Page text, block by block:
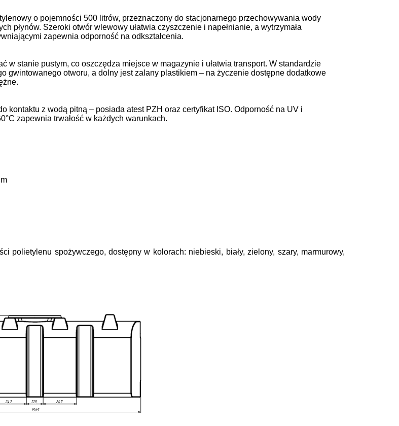
o pojemności 500 litrów, przeznaczony do stacjonarnego przechowywania wody
płynów. Szeroki otwór wlewowy ułatwia czyszczenie i napełnianie, a wytrzymała
zapewnia odporność na odkształcenia.
w stanie pustym, co oszczędza miejsce w magazynie i ułatwia transport. W standardzie
gwintowanego otworu, a dolny jest zalany plastikiem – na życzenie dostępne dodatkowe
kontaktu z wodą pitną – posiada atest PZH oraz certyfikat ISO. Odporność na UV i
zapewnia trwałość w każdych warunkach.
polietylenu spożywczego, dostępny w kolorach: niebieski, biały, zielony, szary, marmurowy,